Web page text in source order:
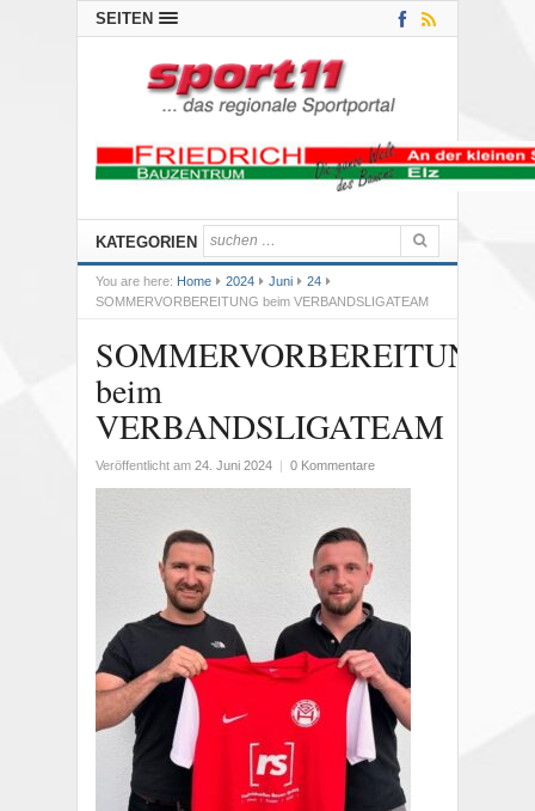
SEITEN
KATEGORIEN
You are here: Home 2024 Juni
24
SOMMERVORBEREITUNG beim VERBANDSLIGATEAM
SOMMERVORBEREITUNG
beim
VERBANDSLIGATEAM
Veröffentlicht am 24. Juni 2024 0 Kommentare